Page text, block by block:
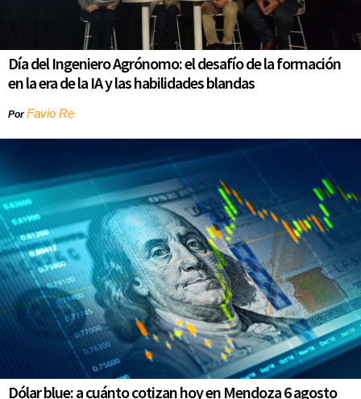
Día del Ingeniero Agrónomo: el desafío de la formación
en la era de la IA y las habilidades blandas
PorFavio Re
Dólar blue: a cuánto cotizan hoy en Mendoza 6 agosto